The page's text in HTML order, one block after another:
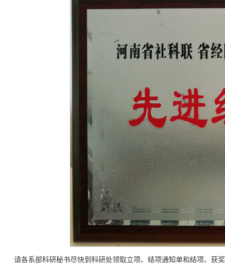
请各系部科研秘书尽快到科研处领取立项、结项通知单和结项、获